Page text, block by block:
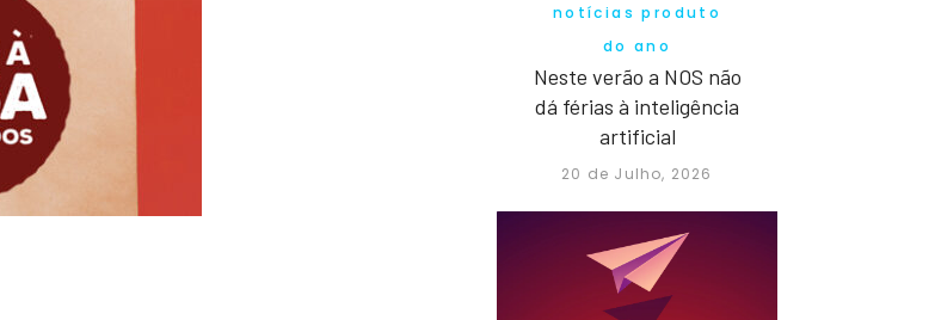
notícias produto
do ano
Neste verão a NOS não
dá férias à inteligência
artificial
20 de Julho, 2026